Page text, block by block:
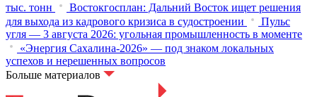
тыс. тонн
Востокгосплан: Дальний Восток ищет решения
для выхода из кадрового кризиса в судостроении
Пульс
угля — 3 августа 2026: угольная промышленность в моменте
«Энергия Сахалина-2026» — под знаком локальных
успехов и нерешенных вопросов
Больше материалов